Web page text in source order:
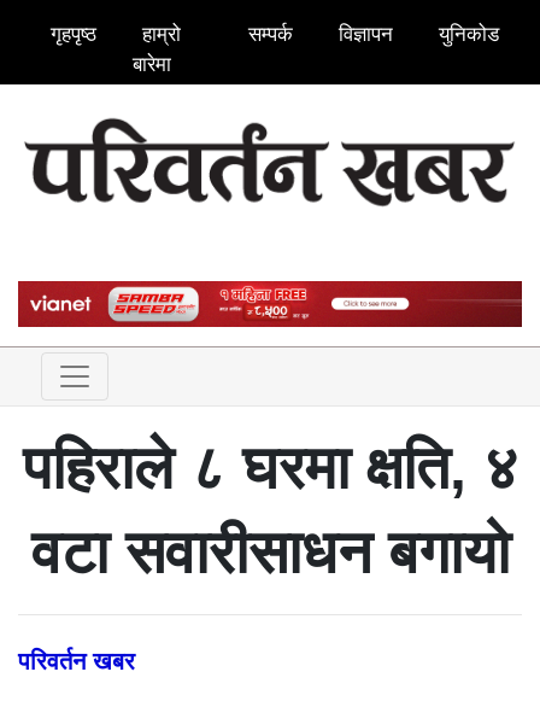
गृहपृष्ठ
हाम्रो
बारेमा
सम्पर्क विज्ञापन युनिकोड
पहिराले ८ घरमा क्षति, ४
वटा सवारीसाधन बगायो
परिवर्तन खबर